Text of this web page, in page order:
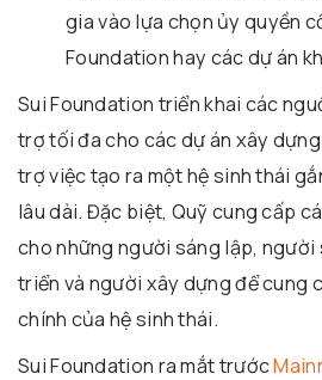
gia vào lựa chọn ủy quyền
Foundation hay các dự án
Sui Foundation triển khai các
trợ tối đa cho các dự án xây
trợ việc tạo ra một hệ sinh thái
lâu dài. Đặc biệt, Quỹ cung cấp
cho những người sáng lập, người
triển và người xây dựng để cung
chính của hệ sinh thái.
Sui Foundation ra mắt trước